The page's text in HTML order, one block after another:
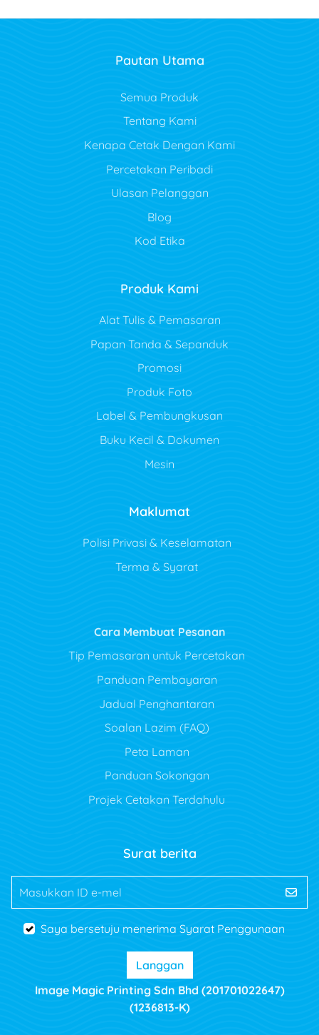
Pautan Utama
Semua Produk
Tentang Kami
Kenapa Cetak Dengan Kami
Percetakan Peribadi
Ulasan Pelanggan
Blog
Kod Etika
Produk Kami
Alat Tulis & Pemasaran
Papan Tanda & Sepanduk
Promosi
Produk Foto
Label & Pembungkusan
Buku Kecil & Dokumen
Mesin
Maklumat
Polisi Privasi & Keselamatan
Terma & Syarat
Cara Membuat Pesanan
Tip Pemasaran untuk Percetakan
Panduan Pembayaran
Jadual Penghantaran
Soalan Lazim (FAQ)
Peta Laman
Panduan Sokongan
Projek Cetakan Terdahulu
Surat berita
Masukkan ID e-mel
Saya bersetuju menerima Syarat Penggunaan
Langgan
Image Magic Printing Sdn Bhd (201701022647)
(1236813-K)